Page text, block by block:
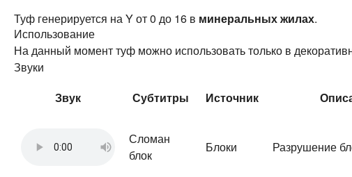
Туф генерируется на Y от 0 до 16 в минеральных жилах.
Использование
На данный момент туф можно использовать только в
Звуки
Звук
Субтитры Источник
Сломан
блок
Блоки Разрушение